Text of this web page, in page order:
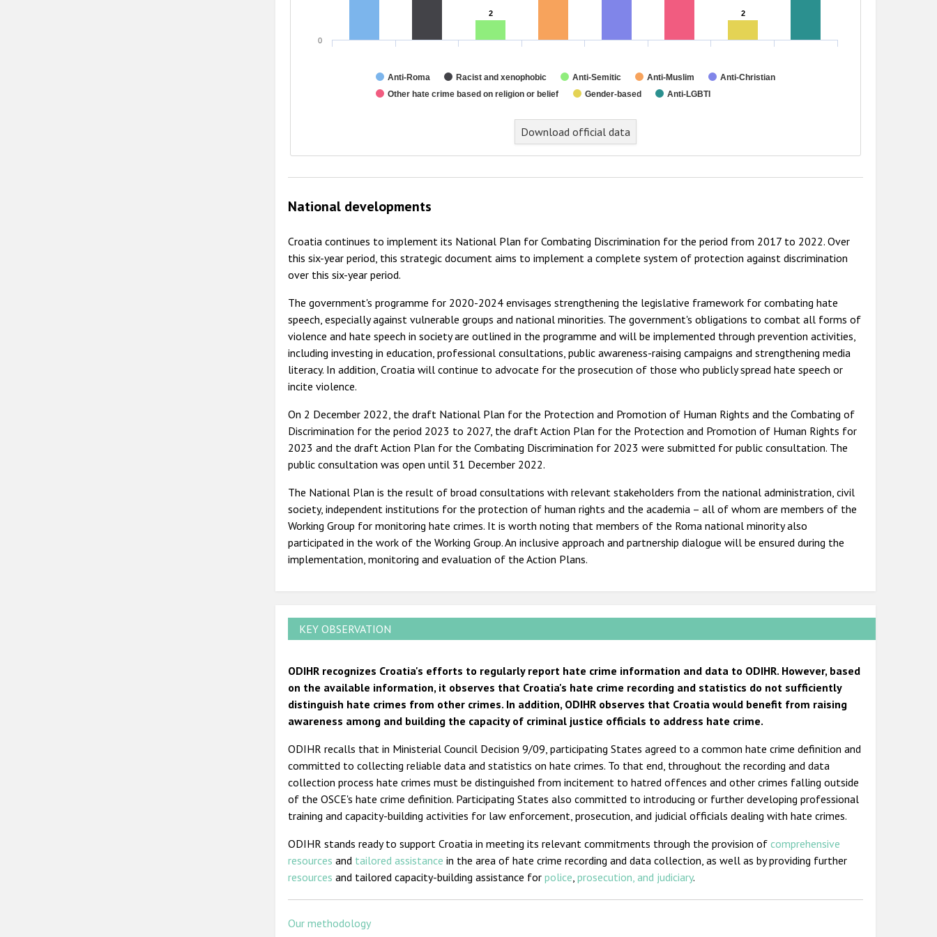
2
2 2
2
Anti-Roma Racist and xenophobic Anti-Semitic Anti-Muslim
Anti-Christian
Other hate crime based on religion or belief
Gender-based Anti-LGBTI
0
Download official data
National developments
Croatia continues to implement its National Plan for Combating Discrimination for the period from 2017 to 2022. Over
this six-year period, this strategic document aims to implement a complete system of protection against discrimination
over this six-year period.
The government's programme for 2020-2024 envisages strengthening the legislative framework for combating hate
speech, especially against vulnerable groups and national minorities. The government's obligations to combat all forms of
violence and hate speech in society are outlined in the programme and will be implemented through prevention activities,
including investing in education, professional consultations, public awareness-raising campaigns and strengthening media
literacy. In addition, Croatia will continue to advocate for the prosecution of those who publicly spread hate speech or
incite violence.
On 2 December 2022, the draft National Plan for the Protection and Promotion of Human Rights and the Combating of
Discrimination for the period 2023 to 2027, the draft Action Plan for the Protection and Promotion of Human Rights for
2023 and the draft Action Plan for the Combating Discrimination for 2023 were submitted for public consultation. The
public consultation was open until 31 December 2022.
The National Plan is the result of broad consultations with relevant stakeholders from the national administration, civil
society, independent institutions for the protection of human rights and the academia – all of whom are members of the
Working Group for monitoring hate crimes. It is worth noting that members of the Roma national minority also
participated in the work of the Working Group. An inclusive approach and partnership dialogue will be ensured during the
implementation, monitoring and evaluation of the Action Plans.
KEY OBSERVATION
ODIHR recognizes Croatia's efforts to regularly report hate crime information and data to ODIHR. However, based
on the available information, it observes that Croatia's hate crime recording and statistics do not sufficiently
distinguish hate crimes from other crimes. In addition, ODIHR observes that Croatia would benefit from raising
awareness among and building the capacity of criminal justice officials to address hate crime.
ODIHR recalls that in Ministerial Council Decision 9/09, participating States agreed to a common hate crime definition and
committed to collecting reliable data and statistics on hate crimes. To that end, throughout the recording and data
collection process hate crimes must be distinguished from incitement to hatred offences and other crimes falling outside
of the OSCE's hate crime definition. Participating States also committed to introducing or further developing professional
training and capacity-building activities for law enforcement, prosecution, and judicial officials dealing with hate crimes.
ODIHR stands ready to support Croatia in meeting its relevant commitments through the provision ofcomprehensive
resources and tailored assistance in the area of hate crime recording and data collection, as well as by providing further
resources and tailored capacity-building assistance forpolice,prosecution, and judiciary.
Our methodology